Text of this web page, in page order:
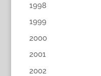
1998
1999
2000
2001
2002